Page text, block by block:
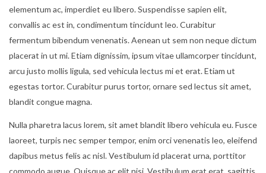
elementum ac, imperdiet eu libero. Suspendisse sapien elit,
convallis ac est in, condimentum tincidunt leo. Curabitur
fermentum bibendum venenatis. Aenean ut sem non neque dictum
placerat in ut mi. Etiam dignissim, ipsum vitae ullamcorper tincidunt,
arcu justo mollis ligula, sed vehicula lectus mi et erat. Etiam ut
egestas tortor. Curabitur purus tortor, ornare sed lectus sit amet,
blandit congue magna.
Nulla pharetra lacus lorem, sit amet blandit libero vehicula eu. Fusce
laoreet, turpis nec semper tempor, enim orci venenatis leo, eleifend
dapibus metus felis ac nisl. Vestibulum id placerat urna, porttitor
commodo augue. Quisque ac elit nisi. Vestibulum erat erat, sagittis